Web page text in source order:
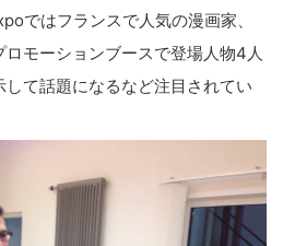
ではフランスで人気の漫画家、
モーションブースで登場人物4人
て話題になるなど注目されてい